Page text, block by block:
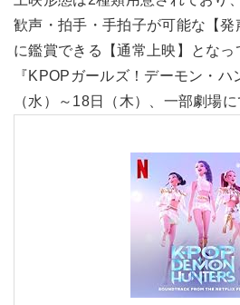
歓声・拍手・手拍子が可能な【
に鑑賞できる【通常上映】となっ
『KPOPガールズ！デーモン・ハ
（水）～18日（木）、一部劇場に